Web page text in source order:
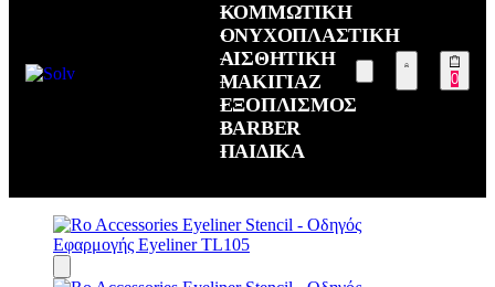
ΚΟΜΜΩΤΙΚΗ
ΟΝΥΧΟΠΛΑΣΤΙΚΗ
ΑΙΣΘΗΤΙΚΗ
ΜΑΚΙΓΙΑΖ
ΕΞΟΠΛΙΣΜΟΣ
BARBER
ΠΑΙΔΙΚΑ
0